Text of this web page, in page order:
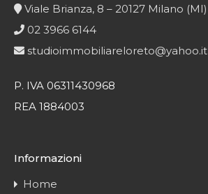
Viale Brianza, 8 – 20127 Milano (MI)
02 3966 6144
studioimmobiliareloreto@yahoo.it
P. IVA 06311430968
REA 1884003
Informazioni
Home